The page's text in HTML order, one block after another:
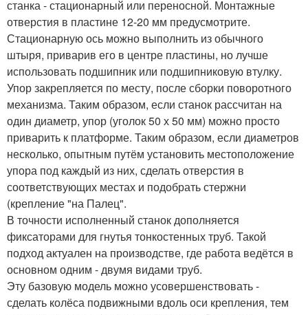
станка - стационарный или переносной. Монтажные
отверстия в пластине 12-20 мм предусмотрите.
Стационарную ось можно выполнить из обычного
штыря, приварив его в центре пластины, но лучше
использовать подшипник или подшипниковую втулку.
Упор закрепляется по месту, после сборки поворотного
механизма. Таким образом, если станок рассчитан на
один диаметр, упор (уголок 50 х 50 мм) можно просто
приварить к платформе. Таким образом, если диаметров
несколько, опытным путём установить местоположение
упора под каждый из них, сделать отверстия в
соответствующих местах и подобрать стержни
(крепление "на Палец".
В точности исполненный станок дополняется
фиксаторами для гнутья тонкостенных труб. Такой
подход актуален на производстве, где работа ведётся в
основном одним - двумя видами труб.
Эту базовую модель можно усовершенствовать -
сделать колёса подвижными вдоль оси крепления, тем